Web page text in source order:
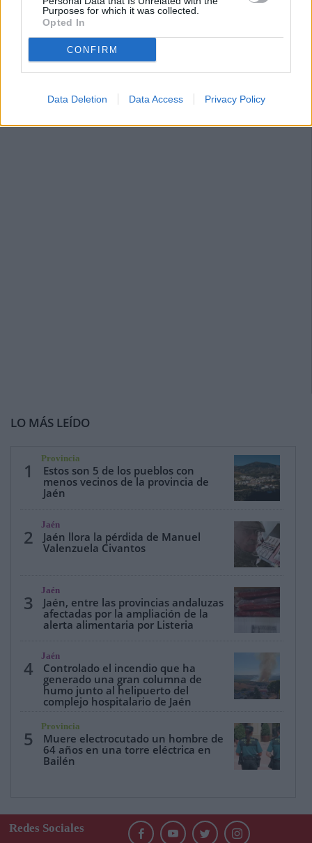
Purposes for which it was collected.
Opted In
CONFIRM
Data Deletion Data Access Privacy Policy
LO MÁS LEÍDO
1
Provincia
Estos son 5 de los pueblos con
menos vecinos de la provincia de
Jaén
2
Jaén
Jaén llora la pérdida de Manuel
Valenzuela Civantos
3
Jaén
Jaén, entre las provincias andaluzas
afectadas por la ampliación de la
alerta alimentaria por Listeria
4
Jaén
Controlado el incendio que ha
generado una gran columna de
humo junto al helipuerto del
complejo hospitalario de Jaén
5
Provincia
Muere electrocutado un hombre de
64 años en una torre eléctrica en
Bailén
Redes Sociales